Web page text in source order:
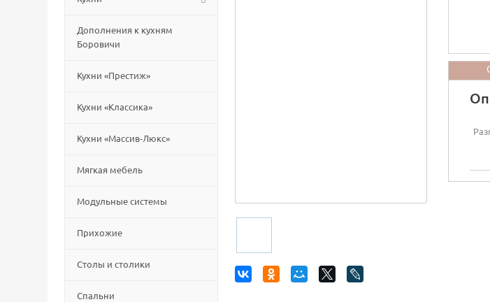
Дополнения к кухням
Боровичи
Кухни «Престиж»
Кухни «Классика»
Кухни «Массив-Люкс»
Мягкая мебель
Модульные системы
Прихожие
Столы и столики
Спальни